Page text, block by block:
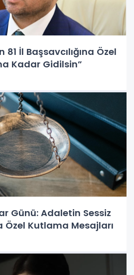
81 İl Başsavcılığına Özel
Kadar Gidilsin”
Günü: Adaletin Sessiz
Özel Kutlama Mesajları